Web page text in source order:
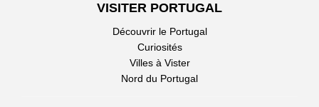
VISITER PORTUGAL
Découvrir le Portugal
Curiosités
Villes à Vister
Nord du Portugal